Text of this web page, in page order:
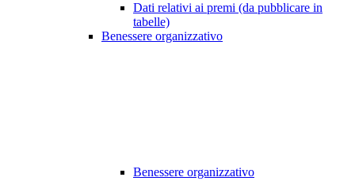
Dati relativi ai premi (da pubblicare in
tabelle)
Benessere organizzativo
Benessere organizzativo